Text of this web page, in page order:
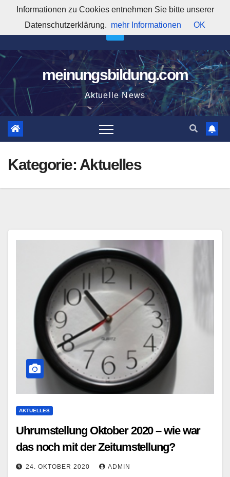
springen
11:12:40 PM
meinungsbildung.com
Aktuelle News
Kategorie: Aktuelles
AKTUELLES
Uhrumstellung Oktober 2020 – wie war
das noch mit der Zeitumstellung?
24. OKTOBER 2020 ADMIN
Informationen zu Cookies entnehmen Sie bitte unserer
Datenschutzerklärung. mehr Informationen OK